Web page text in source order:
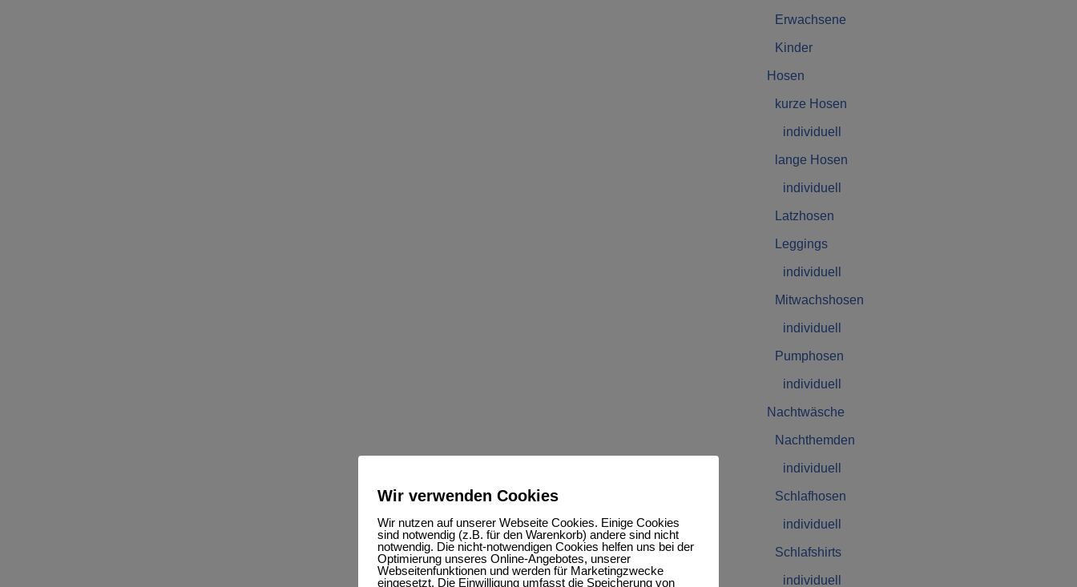
Erwachsene
Kinder
Hosen
kurze Hosen
individuell
lange Hosen
individuell
Latzhosen
Leggings
individuell
Mitwachshosen
individuell
Pumphosen
individuell
Nachtwäsche
Nachthemden
individuell
Schlafhosen
individuell
Schlafshirts
individuell
Wir verwenden Cookies
Wir nutzen auf unserer Webseite Cookies. Einige Cookies
sind notwendig (z.B. für den Warenkorb) andere sind nicht
notwendig. Die nicht-notwendigen Cookies helfen uns bei der
Optimierung unseres Online-Angebotes, unserer
Webseitenfunktionen und werden für Marketingzwecke
eingesetzt. Die Einwilligung umfasst die Speicherung von